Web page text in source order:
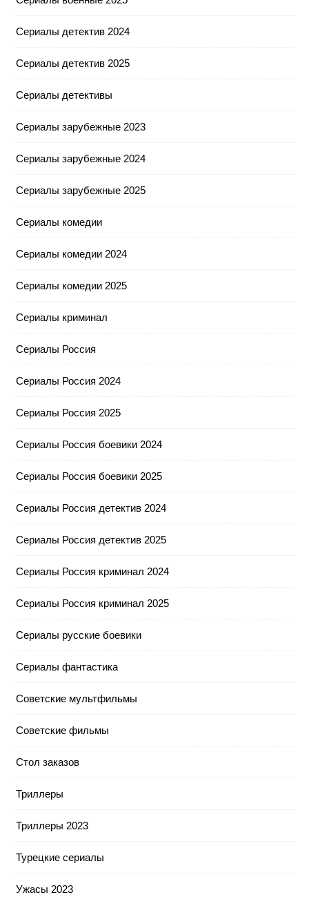
Сериалы детектив 2024
Сериалы детектив 2025
Сериалы детективы
Сериалы зарубежные 2023
Сериалы зарубежные 2024
Сериалы зарубежные 2025
Сериалы комедии
Сериалы комедии 2024
Сериалы комедии 2025
Сериалы криминал
Сериалы Россия
Сериалы Россия 2024
Сериалы Россия 2025
Сериалы Россия боевики 2024
Сериалы Россия боевики 2025
Сериалы Россия детектив 2024
Сериалы Россия детектив 2025
Сериалы Россия криминал 2024
Сериалы Россия криминал 2025
Сериалы русские боевики
Сериалы фантастика
Советские мультфильмы
Советские фильмы
Стол заказов
Триллеры
Триллеры 2023
Турецкие сериалы
Ужасы 2023